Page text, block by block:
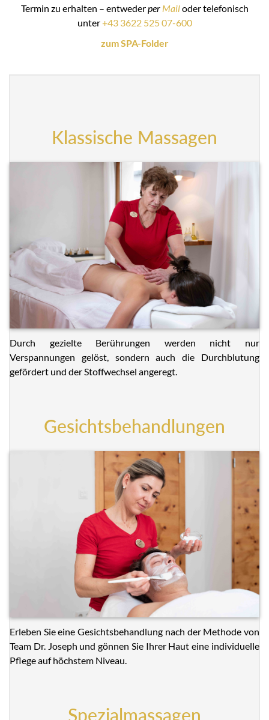
Termin zu erhalten – entwederper Mailoder telefonisch
unter+43 3622 525 07-600
zum SPA-Folder
Klassische Massagen
Durch gezielte Berührungen werden nicht nur
Verspannungen gelöst, sondern auch die Durchblutung
gefördert und der Stoffwechsel angeregt.
Gesichtsbehandlungen
Erleben Sie eine Gesichtsbehandlung nach der Methode von
Team Dr. Joseph und gönnen Sie Ihrer Haut eine individuelle
Pflege auf höchstem Niveau.
Spezialmassagen